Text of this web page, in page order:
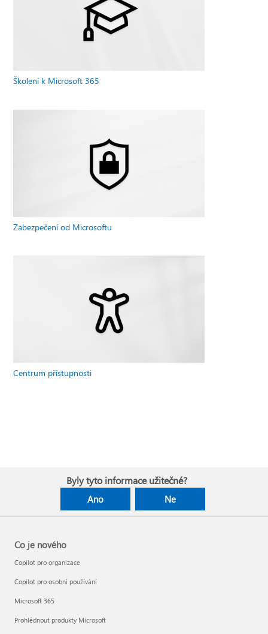
Školení k Microsoft 365
Zabezpečení od Microsoftu
Centrum přístupnosti
Byly tyto informace užitečné?
Ano Ne
Co je nového
Copilot pro organizace
Copilot pro osobní používání
Microsoft 365
Prohlédnout produkty Microsoft